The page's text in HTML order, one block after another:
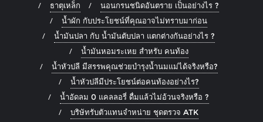
ธาตุเหล็ก
นอนกรนชนิดอันตราย เป็นอย่างไร ?
น้ำผัก กับประโยชน์ที่คุณอาจไม่ทราบมาก่อน
น้ำมันปลา กับ น้ำมันตับปลา แตกต่างกันอย่างไร ?
น้ำมันหอมระเหย สำหรับ คนท้อง
น้ำหัวปลี มีสรรพคุณช่วยบำรุงน้ำนมแม่ได้จริงหรือ?
น้ำหัวปลีมีประโยชน์ต่อคนท้องอย่างไร?
น้ำอัดลม 0 แคลลอรี่ ดื่มแล้วไม่อ้วนจริงหรือ ?
บริษัทรับตัวแทนจำหน่าย ชุดตรวจ ATK